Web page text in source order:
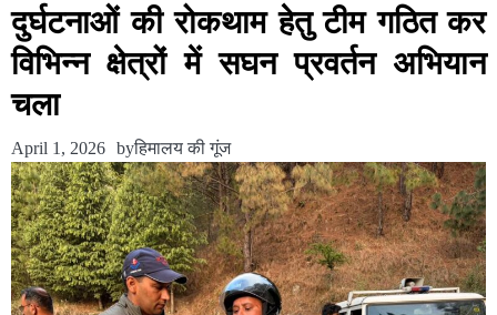
दुर्घटनाओं की रोकथाम हेतु टीम गठित कर
विभिन्न क्षेत्रों में सघन प्रवर्तन अभियान
चला
April 1, 2026 byहिमालय की गूंज